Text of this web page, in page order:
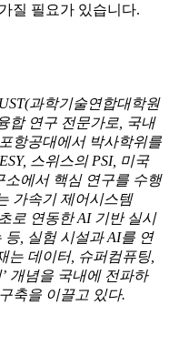
질 필요가 있습니다.
과학기술연합대학원
합 연구 전문가로, 국내
항공대에서 박사학위를
스위스의 PSI, 미국
에서 핵심 연구를 수행
가속기 제어시스템
로 연동한 AI 기반 실시
, 실험 시설과 AI를 연
는 데이터, 슈퍼컴퓨팅,
개념을 국내에 전파하
축을 이끌고 있다.